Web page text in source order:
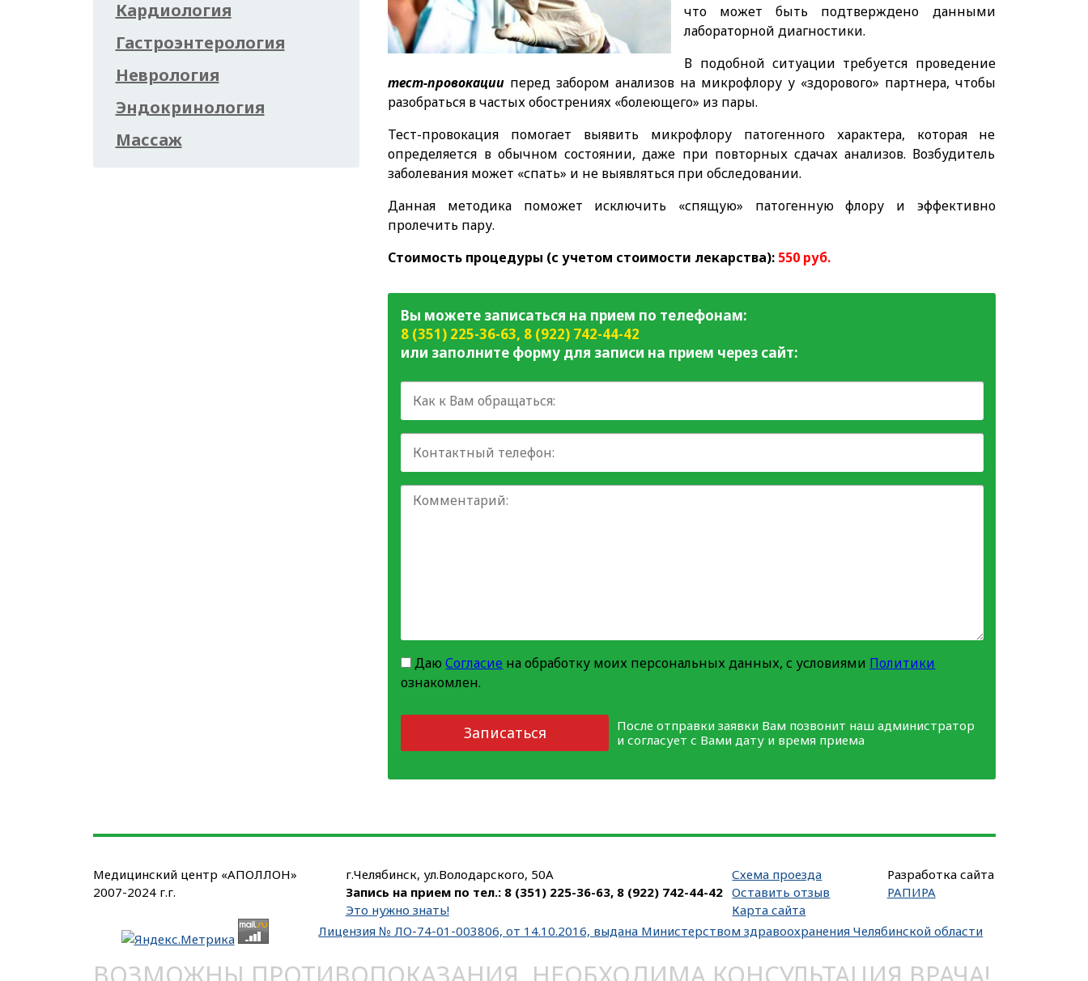
что может быть подтверждено данными
лабораторной диагностики.
В подобной ситуации требуется проведение
тест-провокации перед забором анализов на микрофлору у «здорового» партнера, чтобы
разобраться в частых обострениях «болеющего» из пары.
Тест-провокация помогает выявить микрофлору патогенного характера, которая не
определяется в обычном состоянии, даже при повторных сдачах анализов. Возбудитель
заболевания может «спать» и не выявляться при обследовании.
Данная методика поможет исключить «спящую» патогенную флору и эффективно
пролечить пару.
Стоимость процедуры (с учетом стоимости лекарства): 550 руб.
Вы можете записаться на прием по телефонам:
8 (351) 225-36-63, 8 (922) 742-44-42
или заполните форму для записи на прием через сайт:
ДаюСогласие на обработку моих персональных данных, с условиями Политики
ознакомлен.
Записаться
После отправки заявки Вам позвонит наш администратор
и согласует с Вами дату и время приема
Кардиология
Гастроэнтерология
Неврология
Эндокринология
Массаж
Медицинский центр «АПОЛЛОН»
2007-2024 г.г.
г.Челябинск, ул.Володарского, 50А
Запись на прием по тел.: 8 (351) 225-36-63, 8 (922) 742-44-42
Это нужно знать!
Схема проезда
Оставить отзыв
Карта сайта
Лицензия № ЛО-74-01-003806, от 14.10.2016, выдана Министерством здравоохранения Челябинской области
Разработка сайта
РАПИРА